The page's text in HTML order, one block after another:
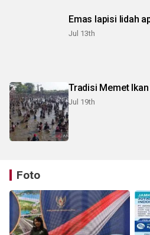
Emas lapisi lidah
Jul 13th
Tradisi Memet
Jul 19th
Foto